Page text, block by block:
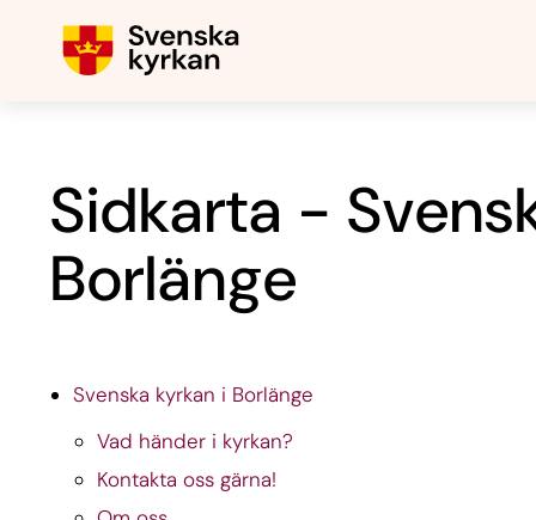
Sidkarta -
Borlänge
Svenska kyrkan i Borlänge
Vad händer i kyrkan?
Kontakta oss gärna!